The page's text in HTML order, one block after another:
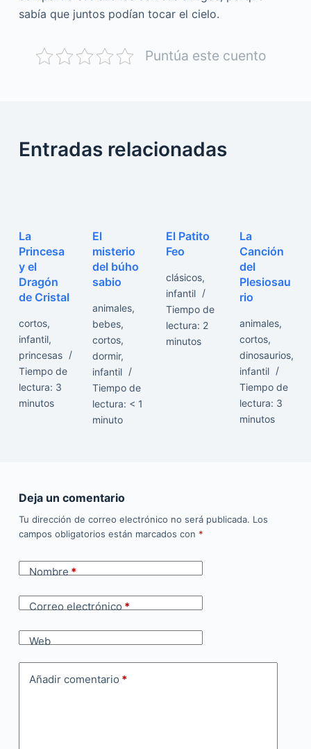
sabía que juntos podían tocar el cielo.
Puntúa este cuento
Entradas relacionadas
La
Princesa
y el
Dragón
de Cristal
cortos,
infantil,
princesas
Tiempo de
lectura: 3
minutos
El
misterio
del búho
sabio
animales,
bebes,
cortos,
dormir,
infantil
Tiempo de
lectura: < 1
minuto
El Patito
Feo
clásicos,
infantil
Tiempo de
lectura: 2
minutos
La
Canción
del
Plesiosau
rio
animales,
cortos,
dinosaurios,
infantil
Tiempo de
lectura: 3
minutos
Deja un comentario
Tu dirección de correo electrónico no será publicada. Los
campos obligatorios están marcados con *
Nombre*
Correo electrónico*
Web
Añadir comentario *